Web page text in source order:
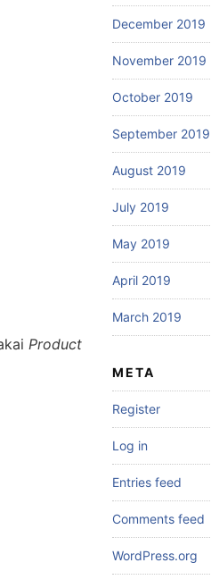
Product
December 2019
November 2019
October 2019
September 2019
August 2019
July 2019
May 2019
April 2019
March 2019
META
Register
Log in
Entries feed
Comments feed
WordPress.org